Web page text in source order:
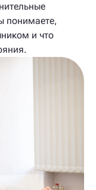
понимаете,
и что